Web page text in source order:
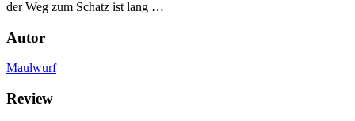
der Weg zum Schatz ist lang …
Autor
Maulwurf
Review